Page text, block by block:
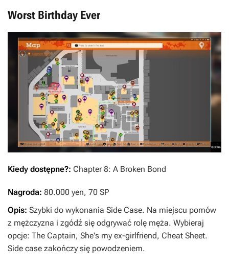
Worst Birthday Ever
Kiedy dostępne?: Chapter 8: A Broken Bond
Nagroda: 80.000 yen, 70 SP
Opis: Szybki do wykonania Side Case. Na miejscu pomów
z mężczyzna i zgódź się odgrywać rolę męża. Wybieraj
opcje: The Captain, She's my ex-girlfriend, Cheat Sheet.
Side case zakończy się powodzeniem.